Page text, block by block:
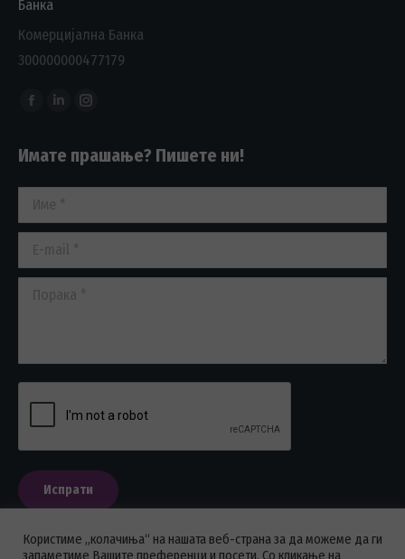
Банка
Комерцијална Банка
300000000477179
Find us on:
Facebook
opens
window
Linkedin
opens
window
Instagram
opens
window
Имате прашање? Пишете ни!
Испрати
Користиме „колачиња“ на нашата веб-страна за да можеме да ги
запаметиме Вашите преференци и посети. Со кликање на